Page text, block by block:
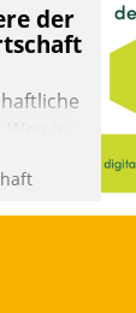
der
zu
des